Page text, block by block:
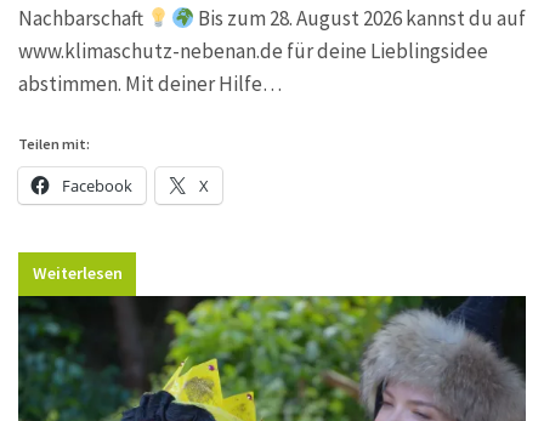
Nachbarschaft
Bis zum 28. August 2026 kannst du auf
www.klimaschutz-nebenan.de für deine Lieblingsidee
abstimmen. Mit deiner Hilfe…
Teilen mit:
Facebook X
Weiterlesen